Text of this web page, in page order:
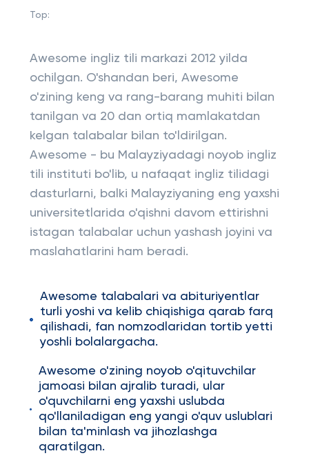
Top:
Awesome ingliz tili markazi 2012 yilda
ochilgan. O'shandan beri, Awesome
o'zining keng va rang-barang muhiti bilan
tanilgan va 20 dan ortiq mamlakatdan
kelgan talabalar bilan to'ldirilgan.
Awesome - bu Malayziyadagi noyob ingliz
tili instituti bo'lib, u nafaqat ingliz tilidagi
dasturlarni, balki Malayziyaning eng yaxshi
universitetlarida o'qishni davom ettirishni
istagan talabalar uchun yashash joyini va
maslahatlarini ham beradi.
Awesome talabalari va abituriyentlar
turli yoshi va kelib chiqishiga qarab farq
qilishadi, fan nomzodlaridan tortib yetti
yoshli bolalargacha.
Awesome o'zining noyob o'qituvchilar
jamoasi bilan ajralib turadi, ular
o'quvchilarni eng yaxshi uslubda
qo'llaniladigan eng yangi o'quv uslublari
bilan ta'minlash va jihozlashga
qaratilgan.